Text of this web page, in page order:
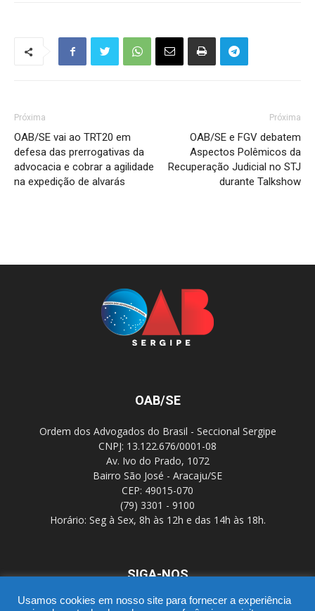
Próxima
OAB/SE vai ao TRT20 em
defesa das prerrogativas da
advocacia e cobrar a agilidade
na expedição de alvarás
Próxima
OAB/SE e FGV debatem
Aspectos Polêmicos da
Recuperação Judicial no STJ
durante Talkshow
OAB/SE
Ordem dos Advogados do Brasil - Seccional Sergipe
CNPJ: 13.122.676/0001-08
Av. Ivo do Prado, 1072
Bairro São José - Aracaju/SE
CEP: 49015-070
(79) 3301 - 9100
Horário: Seg à Sex, 8h às 12h e das 14h às 18h.
SIGA-NOS
Usamos cookies em nosso site para fornecer a experiência